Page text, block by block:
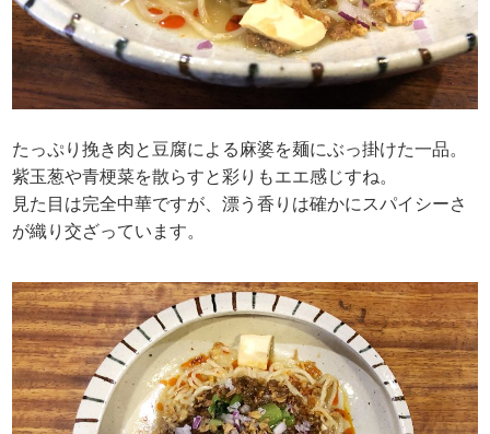
たっぷり挽き肉と豆腐による麻婆を麺にぶっ掛けた一品。
紫玉葱や青梗菜を散らすと彩りもエエ感じすね。
見た目は完全中華ですが、漂う香りは確かにスパイシーさ
が織り交ざっています。